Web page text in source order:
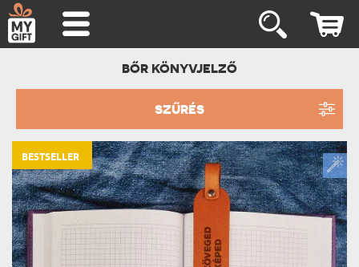
BŐR KÖNYVJELZŐ
SZŰRÉS
BESTSELLER